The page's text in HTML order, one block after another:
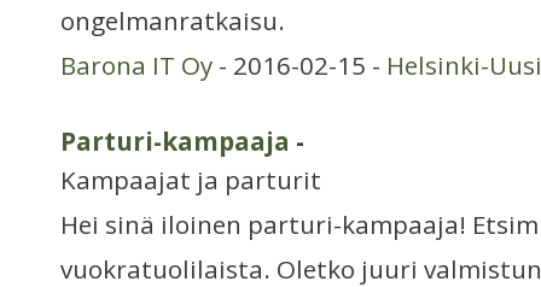
ongelmanratkaisu.
Barona IT Oy - 2016-02-15 - Helsinki-
Parturi-kampaaja -
Kampaajat ja parturit
Hei sinä iloinen parturi-kampaaja!
vuokratuolilaista. Oletko juuri